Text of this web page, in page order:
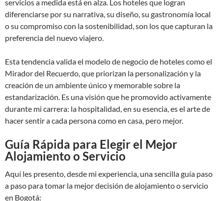
servicios a medida está en alza. Los hoteles que logran
diferenciarse por su narrativa, su diseño, su gastronomía local
o su compromiso con la sostenibilidad, son los que capturan la
preferencia del nuevo viajero.
Esta tendencia valida el modelo de negocio de hoteles como el
Mirador del Recuerdo, que priorizan la personalización y la
creación de un ambiente único y memorable sobre la
estandarización. Es una visión que he promovido activamente
durante mi carrera: la hospitalidad, en su esencia, es el arte de
hacer sentir a cada persona como en casa, pero mejor.
Guía Rápida para Elegir el Mejor
Alojamiento o Servicio
Aquí les presento, desde mi experiencia, una sencilla guía paso
a paso para tomar la mejor decisión de alojamiento o servicio
en Bogotá: